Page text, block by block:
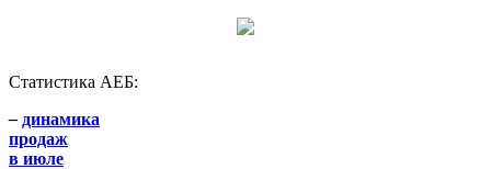
Статистика АЕБ:
– динамика
продаж
в июле